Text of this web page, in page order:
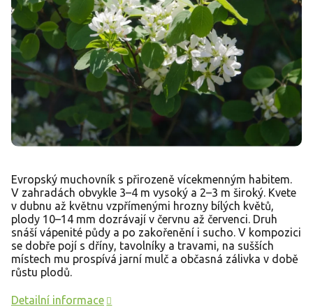
Evropský muchovník s přirozeně vícekmenným habitem.
V zahradách obvykle 3–4 m vysoký a 2–3 m široký. Kvete
v dubnu až květnu vzpřímenými hrozny bílých květů,
plody 10–14 mm dozrávají v červnu až červenci. Druh
snáší vápenité půdy a po zakořenění i sucho. V kompozici
se dobře pojí s dříny, tavolníky a travami, na sušších
místech mu prospívá jarní mulč a občasná zálivka v době
růstu plodů.
Detailní informace